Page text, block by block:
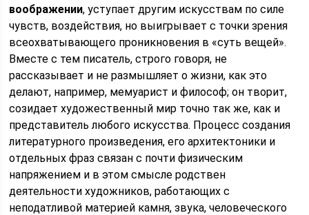
воображении, уступает другим искусствам по силе
чувств, воздействия, но выигрывает с точки зрения
всеохватывающего проникновения в «суть вещей».
Вместе с тем писатель, строго говоря, не
рассказывает и не размышляет о жизни, как это
делают, например, мемуарист и философ; он творит,
созидает художественный мир точно так же, как и
представитель любого искусства. Процесс создания
литературного произведения, его архитектоники и
отдельных фраз связан с почти физическим
напряжением и в этом смысле родствен
деятельности художников, работающих с
неподатливой материей камня, звука, человеческого